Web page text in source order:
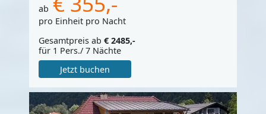
ab
pro Einheit pro Nacht
Gesamtpreis ab € 2485,-
für 1 Pers./ 7 Nächte
Jetzt buchen